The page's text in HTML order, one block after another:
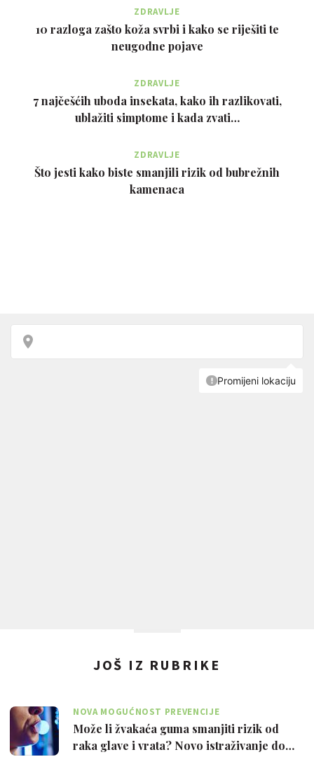
ZDRAVLJE
10 razloga zašto koža svrbi i kako se riješiti te
neugodne pojave
ZDRAVLJE
7 najčešćih uboda insekata, kako ih razlikovati,
ublažiti simptome i kada zvati…
ZDRAVLJE
Što jesti kako biste smanjili rizik od bubrežnih
kamenaca
JOŠ IZ RUBRIKE
NOVA MOGUĆNOST PREVENCIJE
Može li žvakaća guma smanjiti rizik od
raka glave i vrata? Novo istraživanje do…